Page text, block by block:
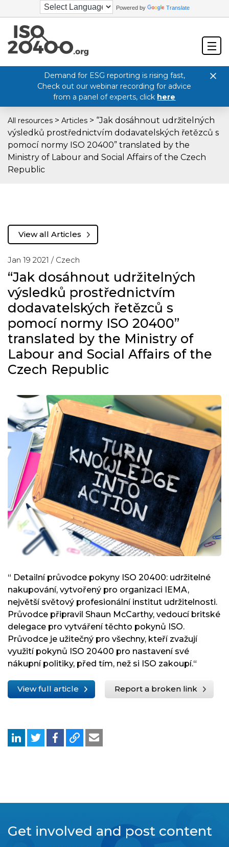
Powered by Translate
Demand for ESG reporting is rising fast,
Check out our webinar recording for advice
from a panel of experts, click here
All resources > Articles > “Jak dosáhnout udržitelných
výsledků prostřednictvím dodavatelských řetězců s
pomocí normy ISO 20400” translated by the
Ministry of Labour and Social Affairs of the Czech
Republic
Jan 19 2021 / Czech
“Jak dosáhnout udržitelných
výsledků prostřednictvím
dodavatelských řetězců s
pomocí normy ISO 20400”
translated by the Ministry of
Labour and Social Affairs of the
Czech Republic
View all Articles
“ Detailní průvodce pokyny ISO 20400: udržitelné
nakupování, vytvořený pro organizaci IEMA,
největší světový profesionální institut udržitelnosti.
Průvodce připravil Shaun McCarthy, vedoucí britské
delegace pro vytváření těchto pokynů ISO.
Průvodce je užitečný pro všechny, kteří zvažují
využití pokynů ISO 20400 pro nastavení své
nákupní politiky, před tím, než si ISO zakoupí.“
View full article Report a broken link
Get involved and post content